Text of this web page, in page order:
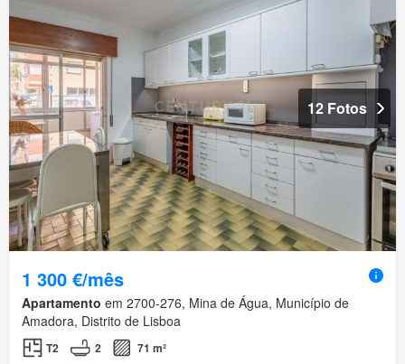
12 Fotos
1 300 €/mês
Apartamento em 2700-276, Mina de Água, Município de
Amadora, Distrito de Lisboa
T2 2 71 m²